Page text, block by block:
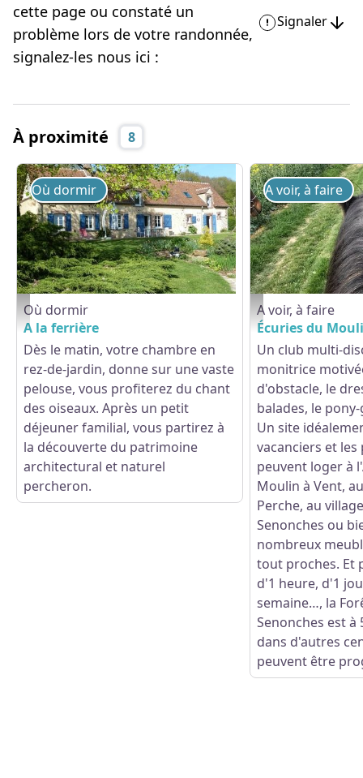
cette page ou constaté un
problème lors de votre randonnée,
signalez-les nous ici :
Signaler
À proximité 8
PHOTO-MAISON-7-- - LaunayAnnick
Où dormir
Où dormir
A la ferrière
Dès le matin, votre chambre en
rez-de-jardin, donne sur une vaste
pelouse, vous profiterez du chant
des oiseaux. Après un petit
déjeuner familial, vous partirez à
la découverte du patrimoine
architectural et naturel
percheron.
CdCTP-Manou-
A voir, à faire
A voir, à faire
Écuries du
Un club multi-
monitrice
d'obstacle, le
balades, le
Un site
vacanciers et
peuvent loger à
Moulin à Vent,
Perche, au
Senonches ou
nombreux
tout proches. Et
d'1 heure, d'1
semaine…, la
Senonches est à
dans d'autres
peuvent être